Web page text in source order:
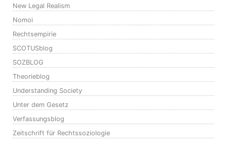
New Legal Realism
Nomoi
Rechtsempirie
SCOTUSblog
SOZBLOG
Theorieblog
Understanding Society
Unter dem Gesetz
Verfassungsblog
Zeitschrift für Rechtssoziologie